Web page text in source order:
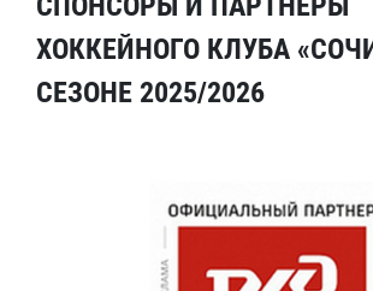
ХОККЕЙНОГО КЛУБА
СЕЗОНЕ 2025/2026